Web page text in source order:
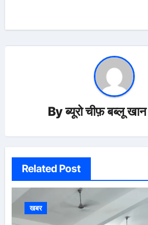
Byब्यूरो चीफ़ बब्लू
Related Post
खबर